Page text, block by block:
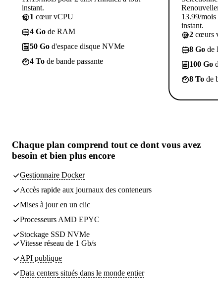
instant.
1 cœur vCPU
4 Go de RAM
50 Go d'espace disque NVMe
4 To de bande passante
13.99/mois
instant.
2 cœurs
8 Go de
100 Go
8 To de
Chaque plan comprend tout ce dont vous avez
besoin et bien plus encore
Gestionnaire Docker
Accès rapide aux journaux des conteneurs
Mises à jour en un clic
Processeurs AMD EPYC
Stockage SSD NVMe
Vitesse réseau de 1 Gb/s
API publique
Data centers situés dans le monde entier